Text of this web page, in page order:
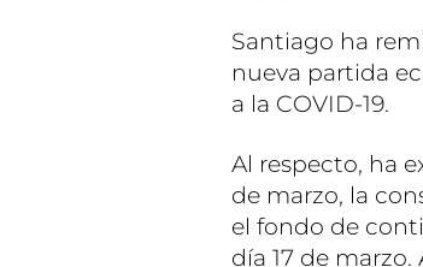
Santiago ha
nueva partida
a la COVID-19.
Al respecto, ha
de marzo, la
el fondo de
día 17 de